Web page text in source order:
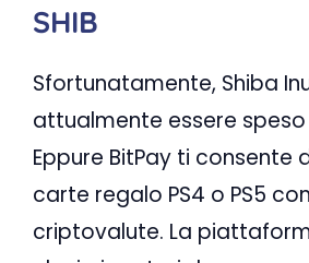
SHIB
Sfortunatamente, Shiba
attualmente essere speso
Eppure BitPay ti consente
carte regalo PS4 o PS5
criptovalute. La